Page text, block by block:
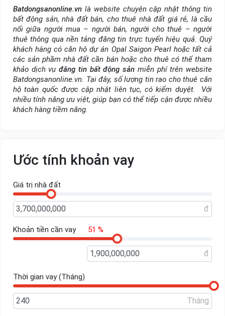
Batdongsanonline.vn là website chuyên cập nhật thông tin
bất động sản, nhà đất bán, cho thuê nhà đất giá rẻ, là cầu
nối giữa người mua – người bán, người cho thuê – người
thuê thông qua nền tảng đăng tin trực tuyến hiệu quả. Quý
khách hàng có căn hộ dự án Opal Saigon Pearl hoặc tất cả
các sản phầm nhà đất cần bán hoặc cho thuê có thể tham
khảo dịch vụđăng tin bất động sản miễn phí trên website
Batdongsanonline.vn. Tại đây, số lượng tin rao cho thuê căn
hộ toàn quốc được cập nhật liên tục, có kiểm duyệt. Với
nhiều tính năng ưu việt, giúp bạn có thể tiếp cận được nhiều
khách hàng tiềm năng.
Ước tính khoản vay
Giá trị nhà đất
đ
Khoản tiền cần vay 51 %
đ
Thời gian vay (Tháng)
Tháng